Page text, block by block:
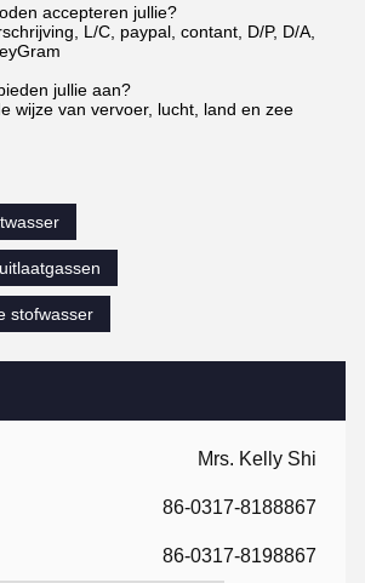
Mrs. Kelly Shi
86-0317-8188867
86-0317-8198867
accepteren jullie?
L/C, paypal, contant, D/P, D/A,
jullie aan?
wijze van vervoer, lucht, land en zee
stofwasser